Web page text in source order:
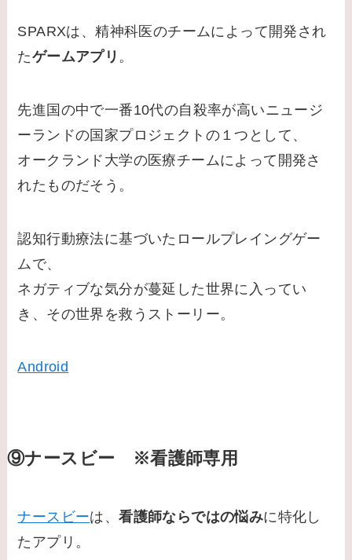
SPARXは、精神科医のチームによって開発され
たゲームアプリ 。
先進国の中で一番10代の自殺率が高いニュージ
ーランドの国家プロジェクトの１つとして、
オークランド大学の医療チームによって開発さ
れたものだそう。
認知行動療法に基づいたロールプレイングゲー
ムで、
ネガティブな気分が蔓延した世界に入ってい
き、その世界を救うストーリー。
Android
⑨ナースビー ※看護師専用
ナースビーは、看護師ならではの悩みに特化し
たアプリ。